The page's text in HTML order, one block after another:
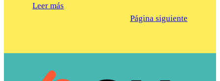
Leer más
Página siguiente